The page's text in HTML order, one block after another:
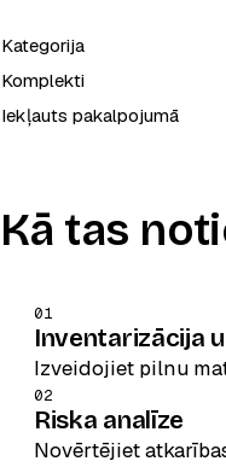
Kategorija
Komplekti
Iekļauts pakalpojumā
Kā tas
01
Inventarizācija
Izveidojiet pilnu
02
Riska analīze
Novērtējiet